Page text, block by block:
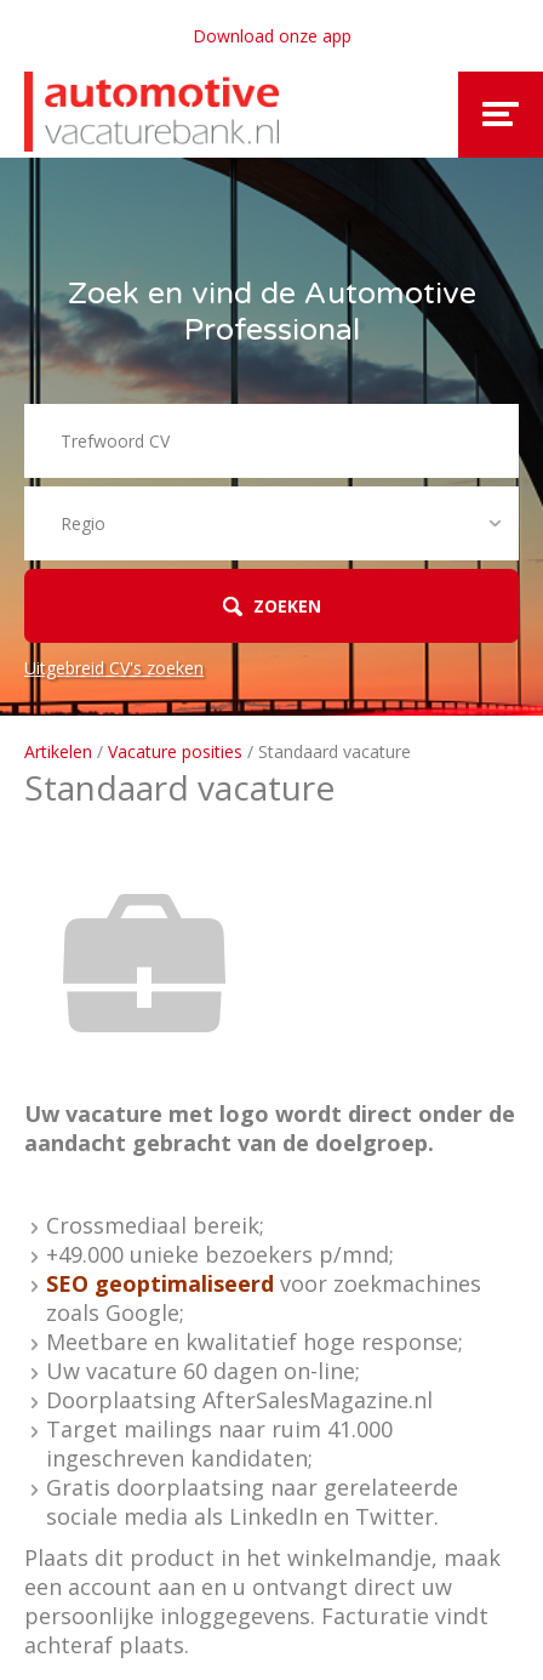
Download onze app
Zoek en vind de Automotive
Professional
ZOEKEN
Uitgebreid CV's zoeken
Artikelen / Vacature posities / Standaard vacature
Standaard vacature
Uw vacature met logo wordt direct onder de
aandacht gebracht van de doelgroep.
Crossmediaal bereik;
+49.000 unieke bezoekers p/mnd;
SEO geoptimaliseerd voor zoekmachines
zoals Google;
Meetbare en kwalitatief hoge response;
Uw vacature 60 dagen on-line;
Doorplaatsing AfterSalesMagazine.nl
Target mailings naar ruim 41.000
ingeschreven kandidaten;
Gratis doorplaatsing naar gerelateerde
sociale media als LinkedIn en Twitter.
Plaats dit product in het winkelmandje, maak
een account aan en u ontvangt direct uw
persoonlijke inloggegevens. Facturatie vindt
achteraf plaats.